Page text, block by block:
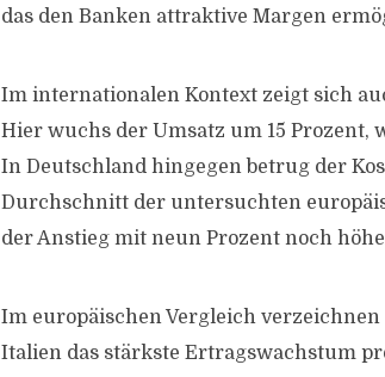
das den Banken attraktive Margen
Im internationalen Kontext zeigt sich
Hier wuchs der Umsatz um 15 Prozent,
In Deutschland hingegen betrug der
Durchschnitt der untersuchten
der Anstieg mit neun Prozent noch
Im europäischen Vergleich
Italien das stärkste Ertragswachstum